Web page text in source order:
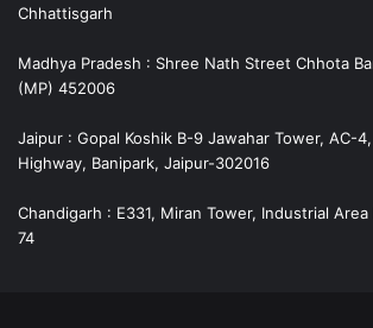
Chhattisgarh
Madhya Pradesh : Shree Nath Street Chhota
(MP) 452006
Jaipur : Gopal Koshik B-9 Jawahar Tower, AC-
Highway, Banipark, Jaipur-302016
Chandigarh : E331, Miran Tower, Industrial
74